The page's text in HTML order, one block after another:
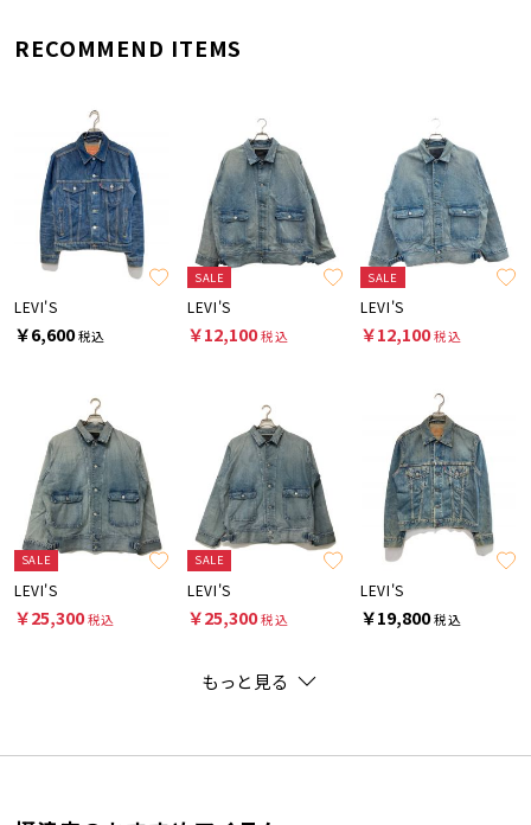
RECOMMEND ITEMS
LEVI'S
￥6,600税込
SALE
LEVI'S
￥12,100税込
SALE
LEVI'S
￥12,100税込
SALE
LEVI'S
￥25,300税込
SALE
LEVI'S
￥25,300税込
LEVI'S
￥19,800税込
もっと見る